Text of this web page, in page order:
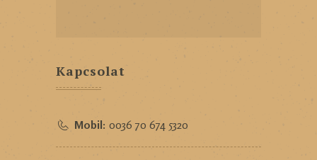
Kapcsolat
Mobil: 0036 70 674 5320